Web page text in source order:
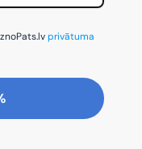
privātuma